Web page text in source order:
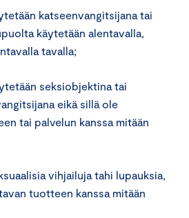
katseenvangitsijana tai
käytetään alentavalla,
tavalla;
seksiobjektina tai
eikä sillä ole
tai palvelun kanssa mitään
vihjailuja tahi lupauksia,
tuotteen kanssa mitään